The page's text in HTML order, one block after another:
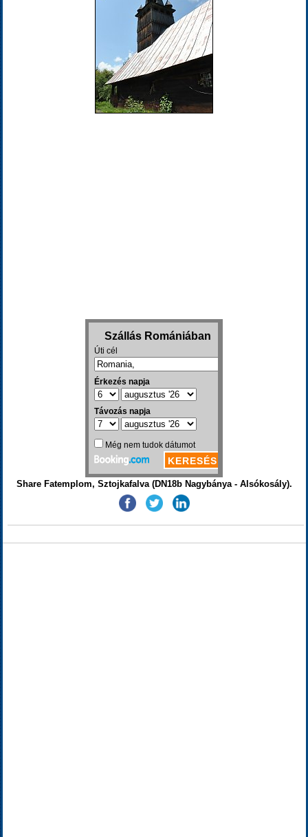
Share Fatemplom, Sztojkafalva (DN18b Nagybánya - Alsókosály).